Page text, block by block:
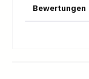
Bewertungen